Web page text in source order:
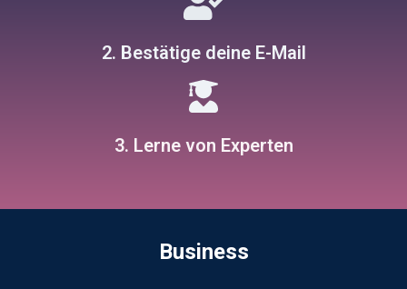
2. Bestätige deine E-Mail
3. Lerne von Experten
Business